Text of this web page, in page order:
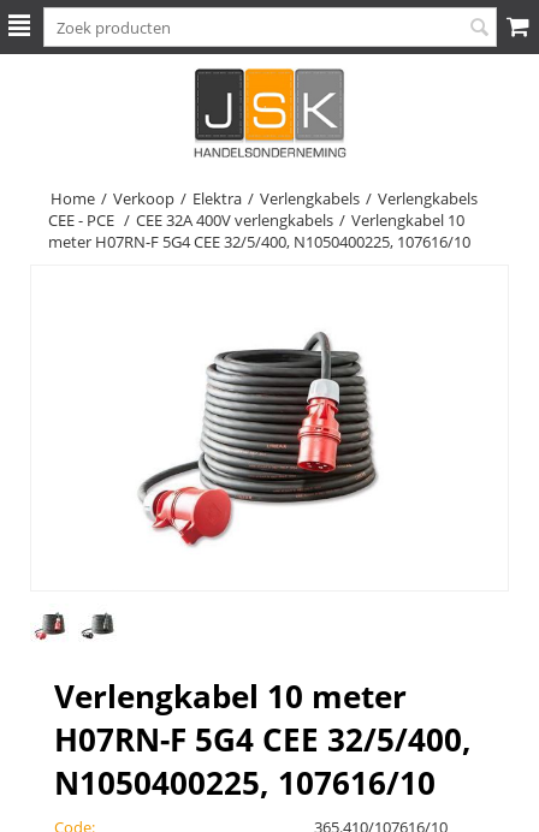
Home / Verkoop / Elektra / Verlengkabels / Verlengkabels
CEE - PCE / CEE 32A 400V verlengkabels / Verlengkabel 10
meter H07RN-F 5G4 CEE 32/5/400, N1050400225, 107616/10
Verlengkabel 10 meter
H07RN-F 5G4 CEE 32/5/400,
N1050400225, 107616/10
Code:
365.410/107616/10